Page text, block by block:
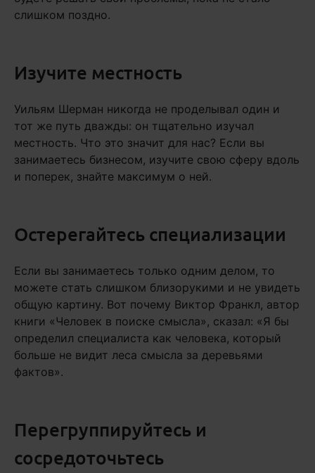
слишком поздно.
Изучите местность
Уильям Шерман никогда не проделывал один и
тот же путь дважды: он тщательно изучал
местность. Что это значит для нас? Если вы
занимаетесь бизнесом, изучите свою сферу вдоль
и поперек, знайте максимум о ней.
Остерегайтесь специализации
Если вы занимаетесь только одним делом, то
можете стать слишком близорукими и не увидеть
общую картину. Вот почему Виктор Франкл, автор
книги «Человек в поиске смысла», сказал: «Я бы
определил специалиста как человека, который
больше не видит леса смысла за деревьями
фактов».
Перегруппируйтесь и
сосредоточьтесь